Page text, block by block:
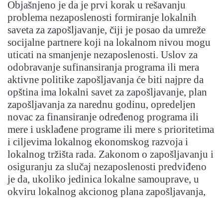
Objašnjeno je da je prvi korak u rešavanju
problema nezaposlenosti formiranje lokalnih
saveta za zapošljavanje, čiji je posao da umreže
socijalne partnere koji na lokalnom nivou mogu
uticati na smanjenje nezaposlenosti. Uslov za
odobravanje sufinansiranja programa ili mera
aktivne politike zapošljavanja će biti najpre da
opština ima lokalni savet za zapošljavanje, plan
zapošljavanja za narednu godinu, opredeljen
novac za finansiranje određenog programa ili
mere i usklađene programe ili mere s prioritetima
i ciljevima lokalnog ekonomskog razvoja i
lokalnog tržišta rada. Zakonom o zapošljavanju i
osiguranju za slučaj nezaposlenosti predviđeno
je da, ukoliko jedinica lokalne samouprave, u
okviru lokalnog akcionog plana zapošljavanja,